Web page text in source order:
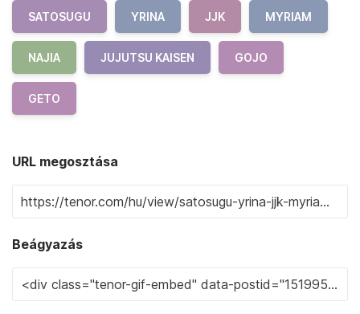
SATOSUGU YRINA JJK MYRIAM
NAJIA JUJUTSU KAISEN GOJO
GETO
URL megosztása
Beágyazás